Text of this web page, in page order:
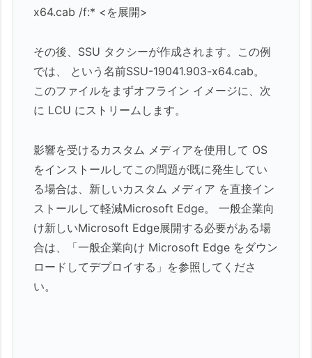
x64.cab /f:* <を展開>
その後、SSU タクシーが作成されます。この例
では、 という名前SSU-19041.903-x64.cab。
このファイルをまずオフライン イメージに、次
に LCU にストリームします。
影響を受けるカスタム メディアを使用して OS
をインストールしてこの問題が既に発生してい
る場合は、新しいカスタム メディア を直接イン
ストールして軽減Microsoft Edge。 一般企業向
け新しいMicrosoft Edge展開する必要がある場
合は、「一般企業向け Microsoft Edge をダウン
ロードしてデプロイする」を参照してくださ
い。